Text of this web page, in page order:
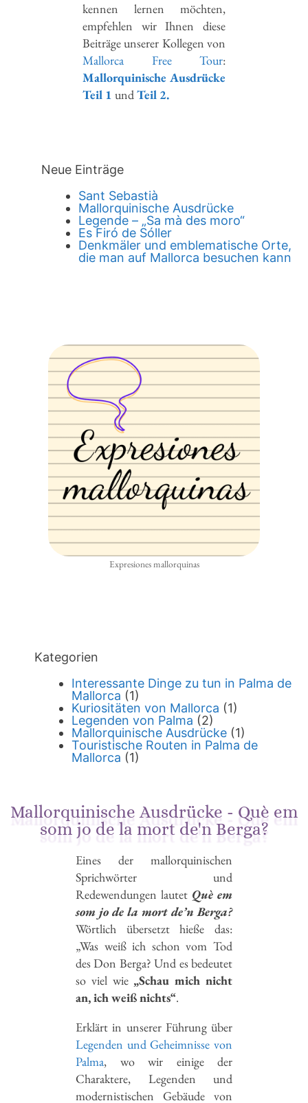
kennen lernen möchten,
empfehlen wir Ihnen diese
Beiträge unserer Kollegen von
Mallorca Free Tour:
Mallorquinische Ausdrücke
Teil 1 undTeil 2.
Neue Einträge
Sant Sebastià
Mallorquinische Ausdrücke
Legende – „Sa mà des moro“
Es Firó de Sóller
Denkmäler und emblematische Orte,
die man auf Mallorca besuchen kann
Expresiones mallorquinas
Kategorien
Interessante Dinge zu tun in Palma de
Mallorca (1)
Kuriositäten von Mallorca (1)
Legenden von Palma (2)
Mallorquinische Ausdrücke (1)
Touristische Routen in Palma de
Mallorca (1)
Mallorquinische Ausdrücke - Què em
som jo de la mort de'n Berga?
Eines der mallorquinischen
Sprichwörter und
Redewendungen lautet Què em
som jo de la mort de’n Berga?
Wörtlich übersetzt hieße das:
„Was weiß ich schon vom Tod
des Don Berga? Und es bedeutet
so viel wie „Schau mich nicht
an, ich weiß nichts“.
Erklärt in unserer Führung über
Legenden und Geheimnisse von
Palma, wo wir einige der
Charaktere, Legenden und
modernistischen Gebäude von